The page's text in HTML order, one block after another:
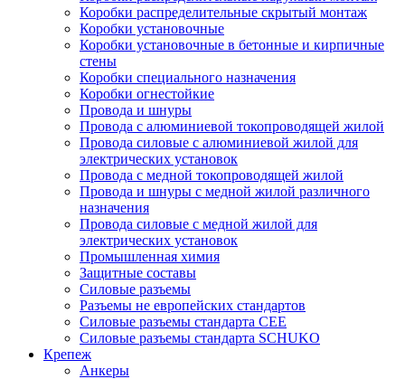
Коробки распределительные скрытый монтаж
Коробки установочные
Коробки установочные в бетонные и кирпичные
стены
Коробки специального назначения
Коробки огнестойкие
Провода и шнуры
Провода с алюминиевой токопроводящей жилой
Провода силовые с алюминиевой жилой для
электрических установок
Провода с медной токопроводящей жилой
Провода и шнуры с медной жилой различного
назначения
Провода силовые с медной жилой для
электрических установок
Промышленная химия
Защитные составы
Силовые разъемы
Разъемы не европейских стандартов
Силовые разъемы стандарта CEE
Силовые разъемы стандарта SCHUKO
Крепеж
Анкеры